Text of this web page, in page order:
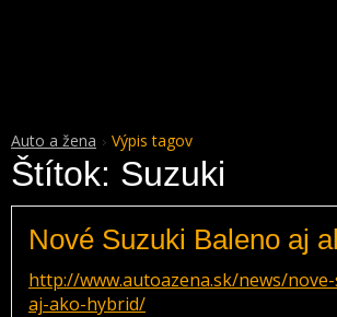
Auto a žena Výpis tagov
Štítok: Suzuki
Nové Suzuki Baleno aj
http://www.autoazena.sk/news/
aj-ako-hybrid/